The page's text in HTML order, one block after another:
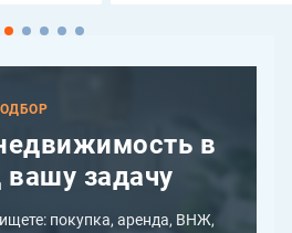
в
задачу
покупка, аренда, ВНЖ,